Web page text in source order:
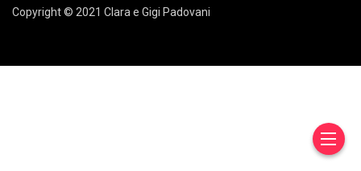
Copyright © 2021 Clara e Gigi Padovani